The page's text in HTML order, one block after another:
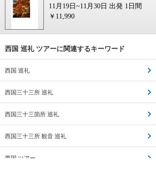
11月19日~11月30日 出発 1日間
￥11,990
西国 巡礼 ツアーに関連するキーワード
西国 巡礼
西国三十三所 巡礼
西国三十三箇所 巡礼
西国三十三所 観音 巡礼
西国 ツアー